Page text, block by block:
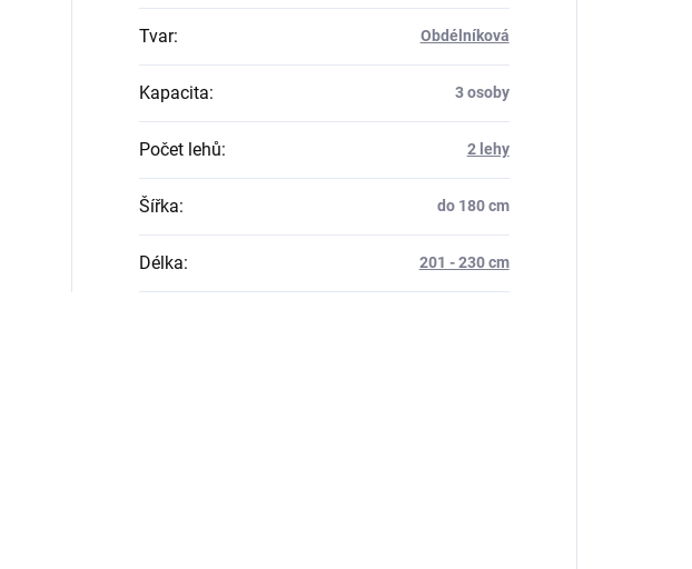
Tvar: Obdélníková
Kapacita: 3 osoby
Počet lehů: 2 lehy
Šířka: do 180 cm
Délka: 201 - 230 cm